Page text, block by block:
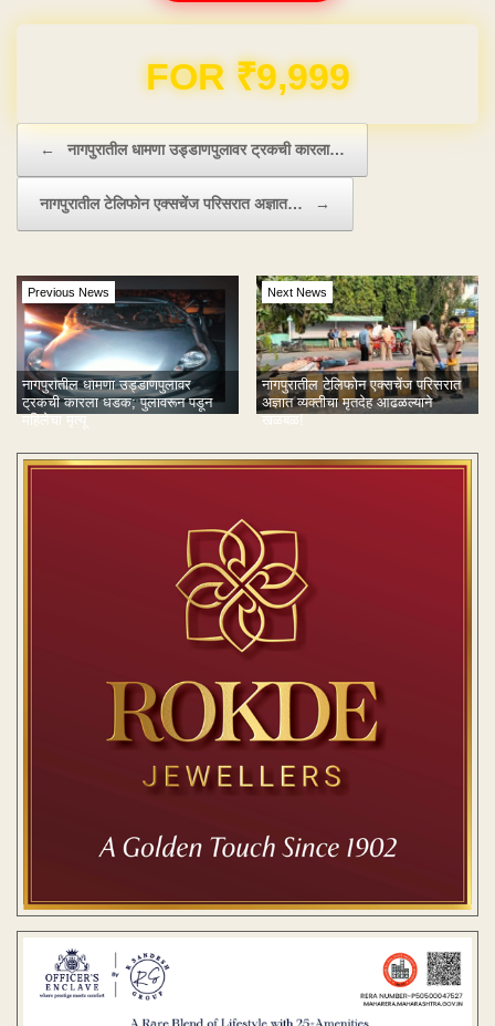
Domain & Hosting FREE for 1 Year
← नागपुरातील धामणा उड्डाणपुलावर ट्रकची कारला…
नागपुरातील टेलिफोन एक्सचेंज परिसरात अज्ञात… →
Previous News
नागपुरातील धामणा उड्डाणपुलावर
ट्रकची कारला धडक; पुलावरून पडून
महिलेचा मृत्यू
Next News
नागपुरातील टेलिफोन एक्सचेंज परिसरात
अज्ञात व्यक्तीचा मृतदेह आढळल्याने
खळबळ!